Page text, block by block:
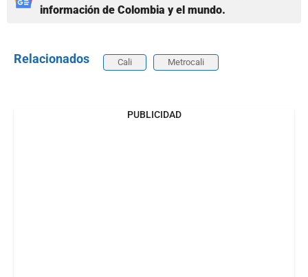
información de Colombia y el mundo.
Relacionados Cali Metrocali
PUBLICIDAD